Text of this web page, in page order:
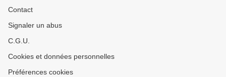
Contact
Signaler un abus
C.G.U.
Cookies et données personnelles
Préférences cookies